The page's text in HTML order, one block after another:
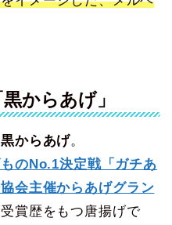
からあげ」
黒からあげ。
のNo.1決定戦「ガチあ
会主催からあげグラン
賞歴をもつ唐揚げで